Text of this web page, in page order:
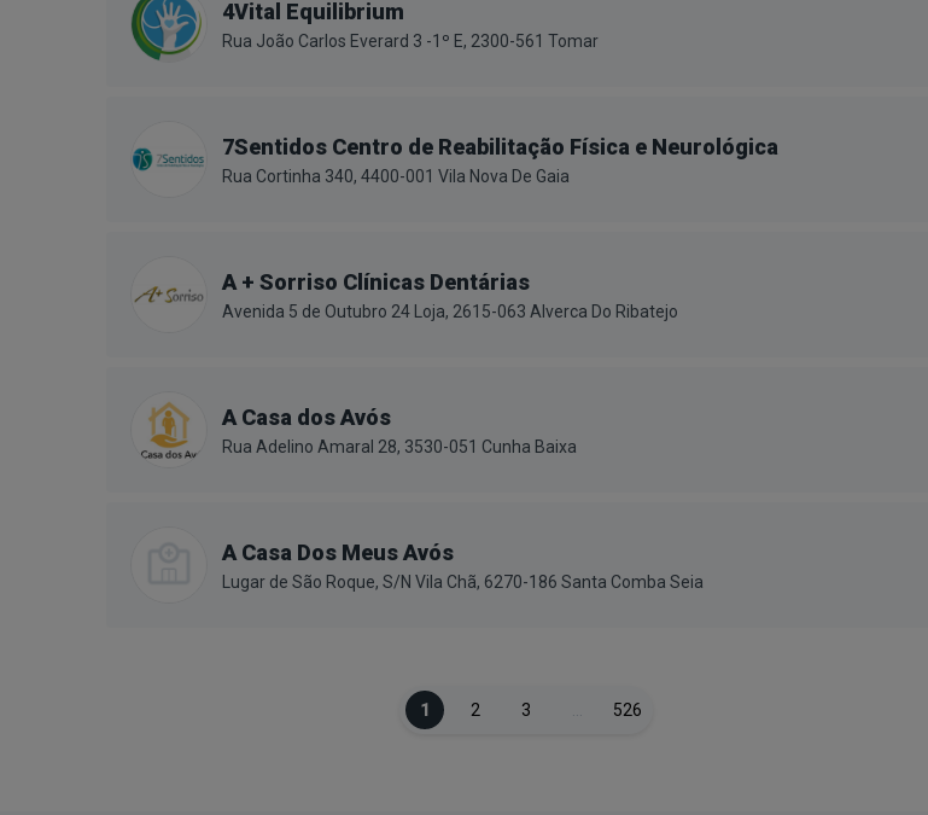
4Vital Equilibrium
Rua João Carlos Everard 3 -1º E, 2300-561 Tomar
7Sentidos Centro de Reabilitação Física e Neurológica
Rua Cortinha 340, 4400-001 Vila Nova De Gaia
A + Sorriso Clínicas Dentárias
Avenida 5 de Outubro 24 Loja, 2615-063 Alverca Do Ribatejo
A Casa dos Avós
Rua Adelino Amaral 28, 3530-051 Cunha Baixa
A Casa Dos Meus Avós
Lugar de São Roque, S/N Vila Chã, 6270-186 Santa Comba Seia
1 2 3 526